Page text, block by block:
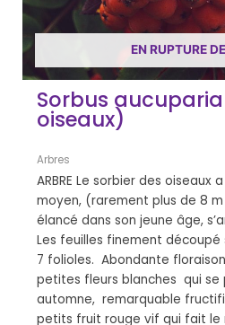
EN RUPTURE
Sorbus
oiseaux)
Arbres
ARBRE Le sorbier des oiseaux
moyen, (rarement plus de 8
élancé dans son jeune âge,
Les feuilles finement
7 folioles. Abondante
petites fleurs blanches qui se
automne, remarquable
petits fruit rouge vif qui fait le